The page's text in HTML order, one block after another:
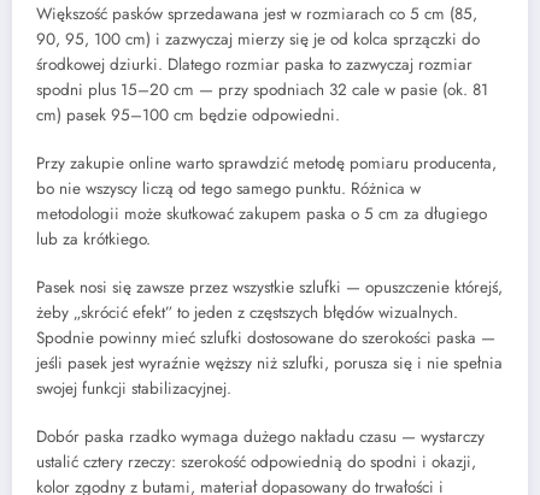
Większość pasków sprzedawana jest w rozmiarach co 5 cm (85,
90, 95, 100 cm) i zazwyczaj mierzy się je od kolca sprzączki do
środkowej dziurki. Dlatego rozmiar paska to zazwyczaj rozmiar
spodni plus 15–20 cm — przy spodniach 32 cale w pasie (ok. 81
cm) pasek 95–100 cm będzie odpowiedni.
Przy zakupie online warto sprawdzić metodę pomiaru producenta,
bo nie wszyscy liczą od tego samego punktu. Różnica w
metodologii może skutkować zakupem paska o 5 cm za długiego
lub za krótkiego.
Pasek nosi się zawsze przez wszystkie szlufki — opuszczenie którejś,
żeby „skrócić efekt” to jeden z częstszych błędów wizualnych.
Spodnie powinny mieć szlufki dostosowane do szerokości paska —
jeśli pasek jest wyraźnie węższy niż szlufki, porusza się i nie spełnia
swojej funkcji stabilizacyjnej.
Dobór paska rzadko wymaga dużego nakładu czasu — wystarczy
ustalić cztery rzeczy: szerokość odpowiednią do spodni i okazji,
kolor zgodny z butami, materiał dopasowany do trwałości i